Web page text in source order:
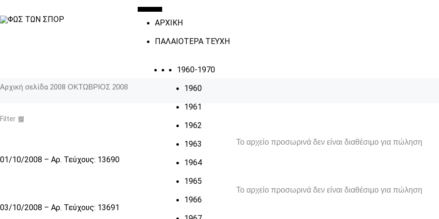
ΑΡΧΙΚΗ
ΠΑΛΑΙΟΤΕΡΑ ΤΕΥΧΗ
1960-1970
1960
1961
1962
1963
1964
1965
1966
Αρχική σελίδα 2008 ΟΚΤΩΒΡΙΟΣ 2008
Filter
Το αρχείο προσωρινά δεν είναι διαθέσιμο για πώληση
01/10/2008 – Αρ. Τεύχους: 13690
Το αρχείο προσωρινά δεν είναι διαθέσιμο για πώληση
03/10/2008 – Αρ. Τεύχους: 13691